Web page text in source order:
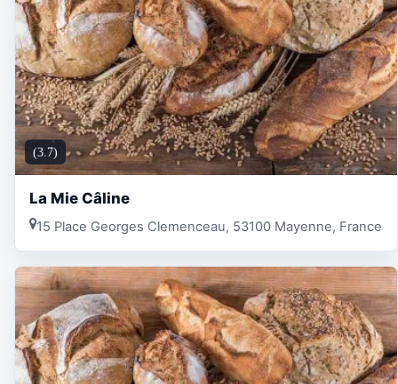
(3.7)
La Mie Câline
15 Place Georges Clemenceau, 53100 Mayenne, France